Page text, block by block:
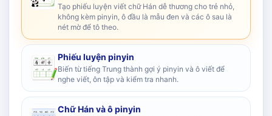
Tạo phiếu luyện viết chữ Hán dễ thương cho trẻ nhỏ,
không kèm pinyin, ô đầu là mẫu đen và các ô sau là
nét mờ để tô theo.
Phiếu luyện pinyin
Biến từ tiếng Trung thành gợi ý pinyin và ô viết để
nghe viết, ôn tập và kiểm tra nhanh.
Chữ Hán và ô pinyin